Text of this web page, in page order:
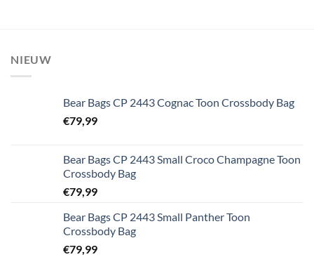
NIEUW
Bear Bags CP 2443 Cognac Toon Crossbody Bag
€79,99
Bear Bags CP 2443 Small Croco Champagne Toon
Crossbody Bag
€79,99
Bear Bags CP 2443 Small Panther Toon
Crossbody Bag
€79,99